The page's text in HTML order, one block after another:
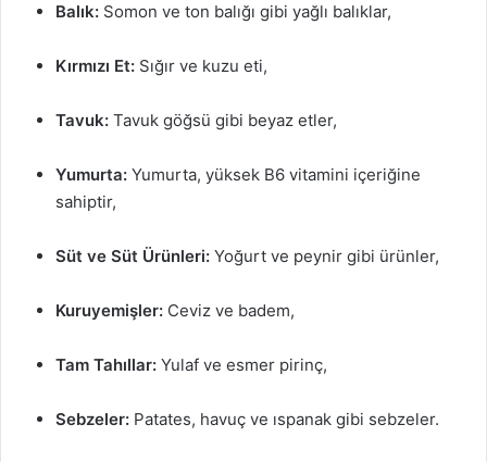
Balık: Somon ve ton balığı gibi yağlı balıklar,
Kırmızı Et: Sığır ve kuzu eti,
Tavuk: Tavuk göğsü gibi beyaz etler,
Yumurta: Yumurta, yüksek B6 vitamini içeriğine
sahiptir,
Süt ve Süt Ürünleri: Yoğurt ve peynir gibi ürünler,
Kuruyemişler: Ceviz ve badem,
Tam Tahıllar: Yulaf ve esmer pirinç,
Sebzeler: Patates, havuç ve ıspanak gibi sebzeler.